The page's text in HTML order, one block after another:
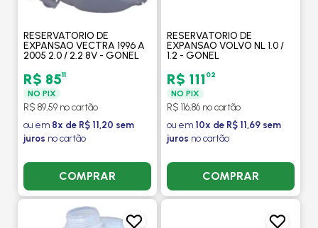
RESERVATORIO DE
EXPANSAO VECTRA 1996 A
2005 2.0 / 2.2 8V - GONEL
R$ 8511
NO PIX
R$ 89,59 no cartão
ou em 8x de R$ 11,20 sem
juros no cartão
COMPRAR
RESERVATORIO DE
EXPANSAO VOLVO NL 1.0 /
1.2 - GONEL
R$ 111 02
NO PIX
R$ 116,86 no cartão
ou em 10x de R$ 11,69 sem
juros no cartão
COMPRAR